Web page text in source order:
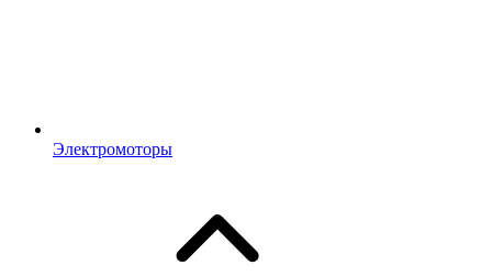
Электромоторы